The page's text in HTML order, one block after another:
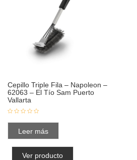
Cepillo Triple Fila – Napoleon –
62063 – El Tío Sam Puerto
Vallarta
Leer más
Ver producto